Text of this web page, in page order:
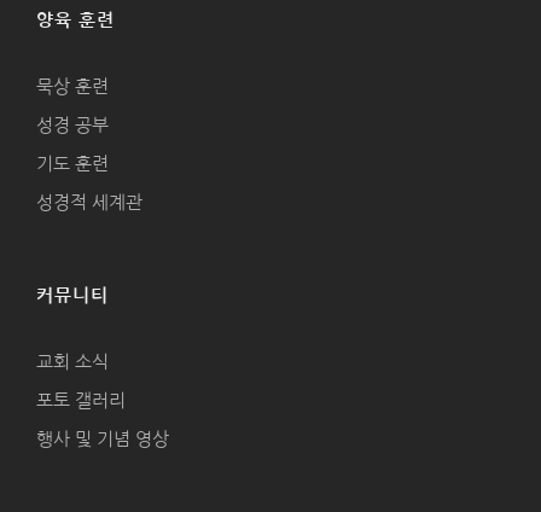
양육 훈련
묵상 훈련
성경 공부
기도 훈련
성경적 세계관
커뮤니티
교회 소식
포토 갤러리
행사 및 기념 영상